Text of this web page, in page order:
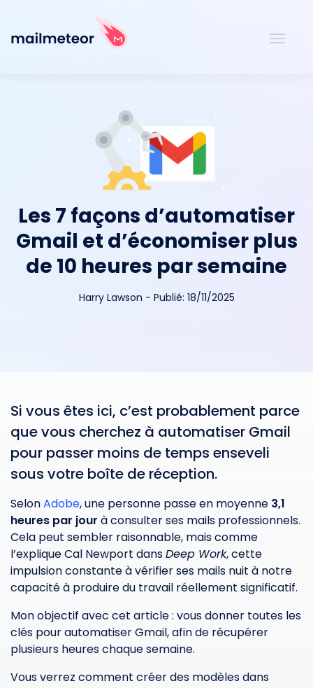
Les 7 façons d’automatiser
Gmail et d’économiser plus
de 10 heures par semaine
Harry Lawson - Publié: 18/11/2025
Si vous êtes ici, c’est probablement parce
que vous cherchez à automatiser Gmail
pour passer moins de temps enseveli
sous votre boîte de réception.
SelonAdobe, une personne passe en moyenne 3,1
heures par jour à consulter ses mails professionnels.
Cela peut sembler raisonnable, mais comme
l’explique Cal Newport dansDeep Work, cette
impulsion constante à vérifier ses mails nuit à notre
capacité à produire du travail réellement significatif.
Mon objectif avec cet article : vous donner toutes les
clés pour automatiser Gmail, afin de récupérer
plusieurs heures chaque semaine.
Vous verrez comment créer des modèles dans